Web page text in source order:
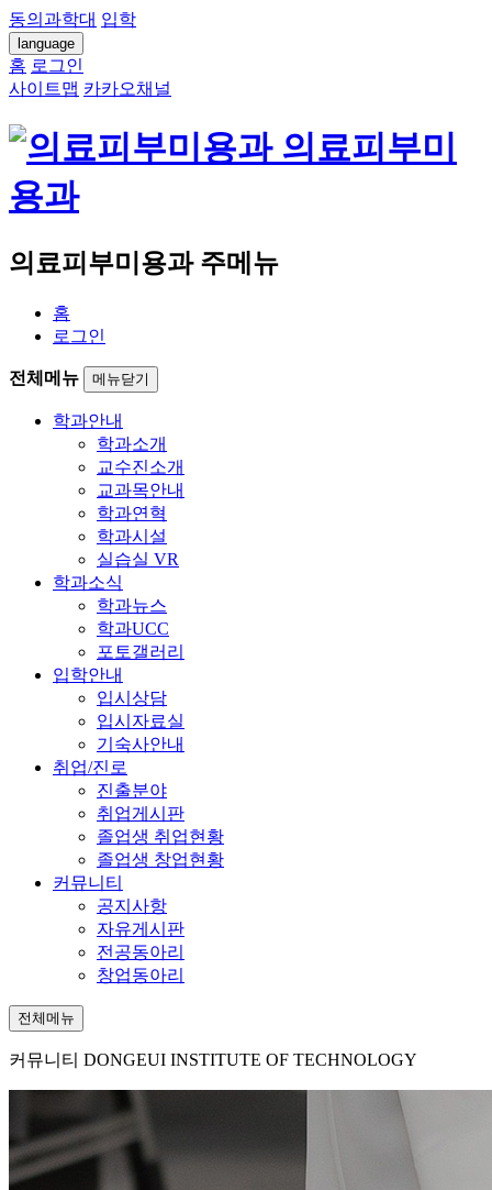
동의과학대 입학
language
홈 로그인
사이트맵 카카오채널
의료피부미
용과
의료피부미용과 주메뉴
홈
로그인
전체메뉴 메뉴닫기
학과안내
학과소개
교수진소개
교과목안내
학과연혁
학과시설
실습실 VR
학과소식
학과뉴스
학과UCC
포토갤러리
입학안내
입시상담
입시자료실
기숙사안내
취업/진로
진출분야
취업게시판
졸업생 취업현황
졸업생 창업현황
커뮤니티
공지사항
자유게시판
전공동아리
창업동아리
전체메뉴
커뮤니티 DONGEUI INSTITUTE OF TECHNOLOGY